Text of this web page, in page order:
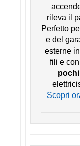
rileva il
Perfetto
e del
esterne
fili e
Scopri